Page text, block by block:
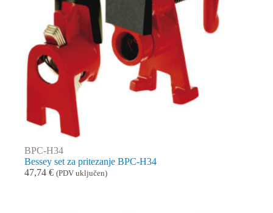
BPC-H34
Bessey set za pritezanje BPC-H34
47,74 € (PDV uključen)